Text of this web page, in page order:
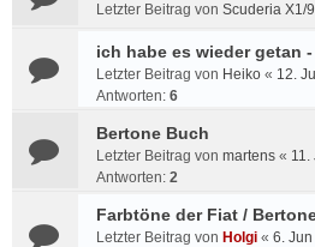
Letzter Beitrag von Scuderia X1/9
ich habe es wieder getan
Letzter Beitrag von Heiko « 12.
Antworten: 6
Bertone Buch
Letzter Beitrag von martens « 11.
Antworten: 2
Farbtöne der Fiat /
Letzter Beitrag von Holgi « 6.